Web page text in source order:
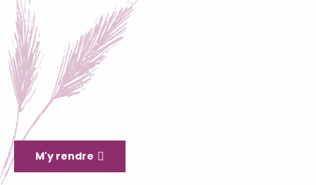
M'y rendre